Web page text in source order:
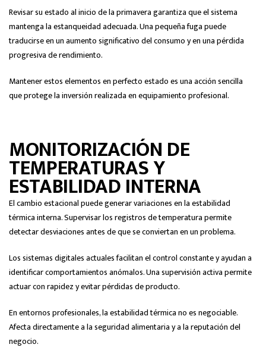
Revisar su estado al inicio de la primavera garantiza que el sistema
mantenga la estanqueidad adecuada. Una pequeña fuga puede
traducirse en un aumento significativo del consumo y en una pérdida
progresiva de rendimiento.
Mantener estos elementos en perfecto estado es una acción sencilla
que protege la inversión realizada en equipamiento profesional.
MONITORIZACIÓN DE
TEMPERATURAS Y
ESTABILIDAD INTERNA
El cambio estacional puede generar variaciones en la estabilidad
térmica interna. Supervisar los registros de temperatura permite
detectar desviaciones antes de que se conviertan en un problema.
Los sistemas digitales actuales facilitan el control constante y ayudan a
identificar comportamientos anómalos. Una supervisión activa permite
actuar con rapidez y evitar pérdidas de producto.
En entornos profesionales, la estabilidad térmica no es negociable.
Afecta directamente a la seguridad alimentaria y a la reputación del
negocio.